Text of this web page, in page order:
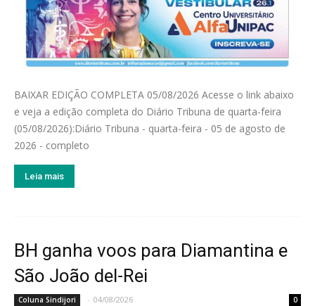
BAIXAR EDIÇÃO COMPLETA 05/08/2026 Acesse o link abaixo
e veja a edição completa do Diário Tribuna de quarta-feira
(05/08/2026):Diário Tribuna - quarta-feira - 05 de agosto de
2026 - completo
Leia mais
BH ganha voos para Diamantina e
São João del-Rei
Coluna Sindijori - 04/08/2026 0